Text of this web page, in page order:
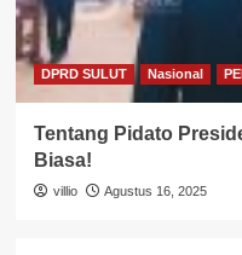
DPRD SULUT Nasional
Tentang Pidato
Biasa!
villio Agustus 16, 2025